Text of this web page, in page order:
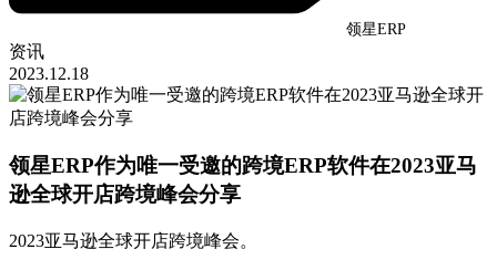
领星ERP
资讯
2023.12.18
领星ERP作为唯一受邀的跨境ERP软件在2023亚马
逊全球开店跨境峰会分享
2023亚马逊全球开店跨境峰会。